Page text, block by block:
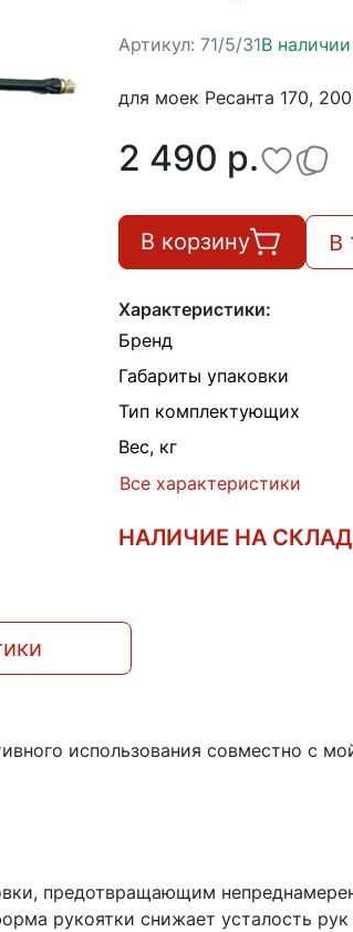
Артикул: 71/5/31В наличии
для моек Ресанта 170,
2 490 p.
В корзину В
Характеристики:
Бренд
Габариты упаковки
Тип комплектующих
Вес, кг
Все характеристики
НАЛИЧИЕ НА
использования совместно с
предотвращающим
рукоятки снижает усталость